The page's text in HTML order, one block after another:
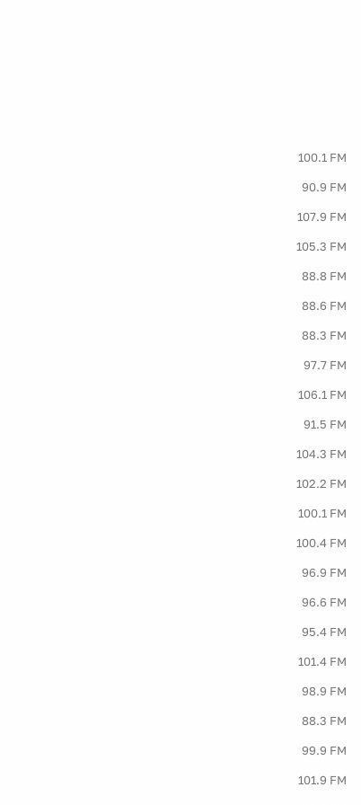
100.1 FM
90.9 FM
107.9 FM
105.3 FM
88.8 FM
88.6 FM
88.3 FM
97.7 FM
106.1 FM
91.5 FM
104.3 FM
102.2 FM
100.1 FM
100.4 FM
96.9 FM
96.6 FM
95.4 FM
101.4 FM
98.9 FM
88.3 FM
99.9 FM
101.9 FM